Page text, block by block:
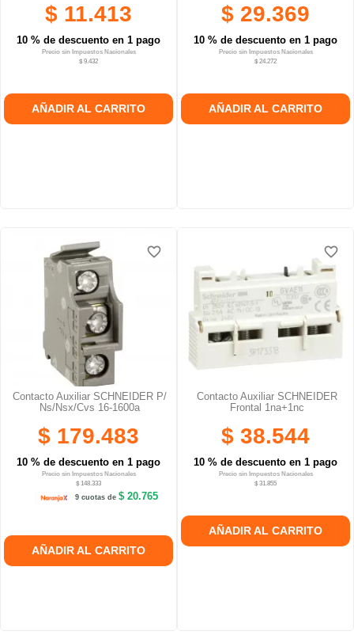
$ 11.413
10 % de descuento en 1 pago
Precio sin Impuestos Nacionales
$ 9.432
AÑADIR AL CARRITO
$ 29.369
10 % de descuento en 1 pago
Precio sin Impuestos Nacionales
$ 24.272
AÑADIR AL CARRITO
Contacto Auxiliar SCHNEIDER P/
Ns/nsx/cvs 16-1600a
$ 179.483
10 % de descuento en 1 pago
Precio sin Impuestos Nacionales
$ 148.333
9 cuotas de$ 20.765
AÑADIR AL CARRITO
favorite_border
Contacto Auxiliar SCHNEIDER
Frontal 1na+1nc
$ 38.544
10 % de descuento en 1 pago
Precio sin Impuestos Nacionales
$ 31.855
AÑADIR AL CARRITO
favorite_border